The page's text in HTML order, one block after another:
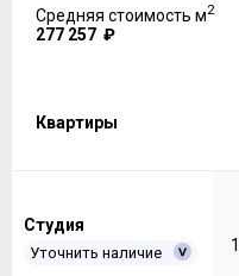
Средняя стоимость м2
277 257 ₽
Квартиры
Студия
Уточнить наличие